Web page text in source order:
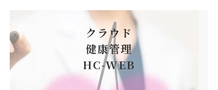
クラウド
健康管理
HC-WEB